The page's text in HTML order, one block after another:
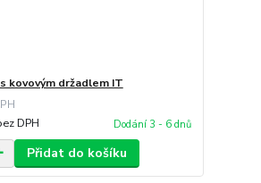
kovovým držadlem IT
DPH Dodání 3 - 6 dnů
Přidat do košíku